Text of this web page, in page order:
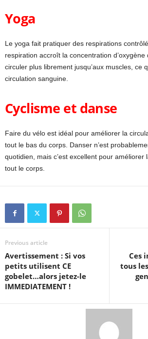
Yoga
Le yoga fait pratiquer des respirations
respiration accroît la concentration
circuler plus librement jusqu’aux muscles, ce
circulation sanguine.
Cyclisme et danse
Faire du vélo est idéal pour améliorer la
tout le bas du corps. Danser n’est
quotidien, mais c’est excellent pour améliorer
tout le corps.
Previous article
Avertissement : Si vos
petits utilisent CE
gobelet…alors jetez-le
IMMEDIATEMENT !
Ces
tous